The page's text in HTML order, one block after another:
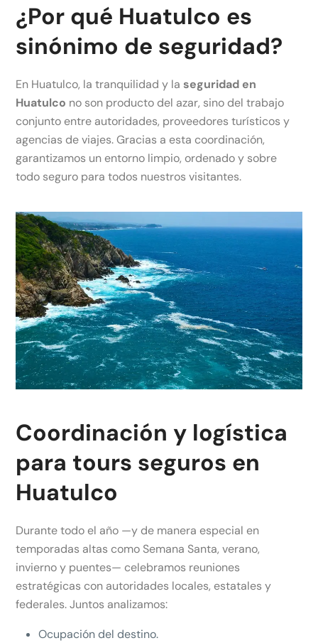
¿Por qué Huatulco es
sinónimo de seguridad?
En Huatulco, la tranquilidad y la seguridad en
Huatulco no son producto del azar, sino del trabajo
conjunto entre autoridades, proveedores turísticos y
agencias de viajes. Gracias a esta coordinación,
garantizamos un entorno limpio, ordenado y sobre
todo seguro para todos nuestros visitantes.
Coordinación y logística
para tours seguros en
Huatulco
Durante todo el año —y de manera especial en
temporadas altas como Semana Santa, verano,
invierno y puentes— celebramos reuniones
estratégicas con autoridades locales, estatales y
federales. Juntos analizamos:
Ocupación del destino.